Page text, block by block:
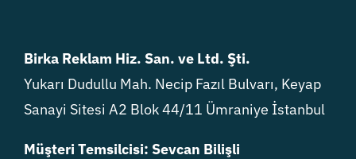
Birka Reklam Hiz. San. ve Ltd. Şti.
Yukarı Dudullu Mah. Necip Fazıl Bulvarı, Keyap
Sanayi Sitesi A2 Blok 44/11 Ümraniye İstanbul
Müşteri Temsilcisi: Sevcan Bilişli